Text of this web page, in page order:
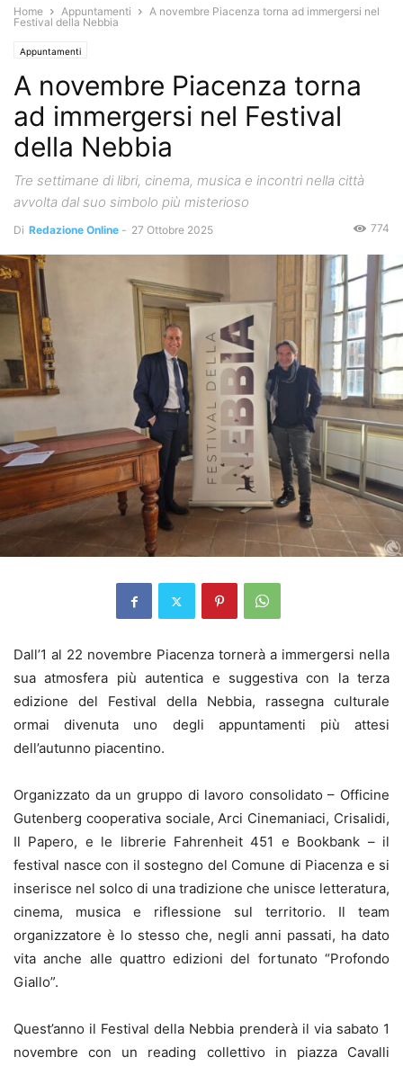
Home Appuntamenti
A novembre Piacenza torna ad immergersi nel
Festival della Nebbia
Appuntamenti
A novembre Piacenza torna
ad immergersi nel Festival
della Nebbia
Tre settimane di libri, cinema, musica e incontri nella città
avvolta dal suo simbolo più misterioso
Di Redazione Online - 27 Ottobre 2025 774
Dall’1 al 22 novembre Piacenza tornerà a immergersi nella
sua atmosfera più autentica e suggestiva con la terza
edizione del Festival della Nebbia, rassegna culturale
ormai divenuta uno degli appuntamenti più attesi
dell’autunno piacentino.
Organizzato da un gruppo di lavoro consolidato – Officine
Gutenberg cooperativa sociale, Arci Cinemaniaci, Crisalidi,
Il Papero, e le librerie Fahrenheit 451 e Bookbank – il
festival nasce con il sostegno del Comune di Piacenza e si
inserisce nel solco di una tradizione che unisce letteratura,
cinema, musica e riflessione sul territorio. Il team
organizzatore è lo stesso che, negli anni passati, ha dato
vita anche alle quattro edizioni del fortunato “Profondo
Giallo”.
Quest’anno il Festival della Nebbia prenderà il via sabato 1
novembre con un reading collettivo in piazza Cavalli